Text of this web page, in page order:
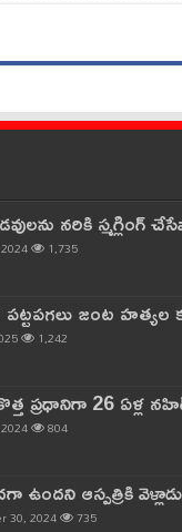
నరికి
1,735
జంట
1,242
ప్రధానిగా 26 ఏళ్ల
804
ఉందని ఆస్పత్రికి
30, 2024 735